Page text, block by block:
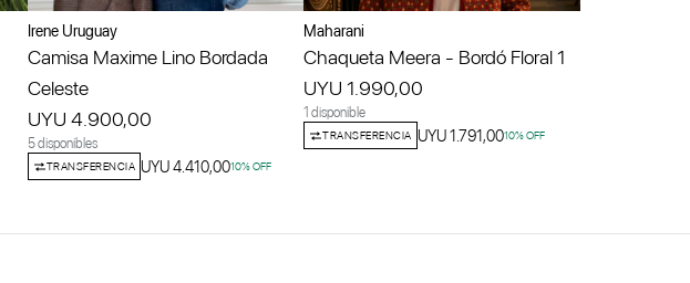
Irene Uruguay
Camisa Maxime Lino Bordada
Celeste
UYU 4.900,00
5 disponibles
TRANSFERENCIA UYU 4.410,0010% OFF
Maharani
Chaqueta Meera - Bordó Floral 1
UYU 1.990,00
1 disponible
TRANSFERENCIA UYU 1.791,0010% OFF